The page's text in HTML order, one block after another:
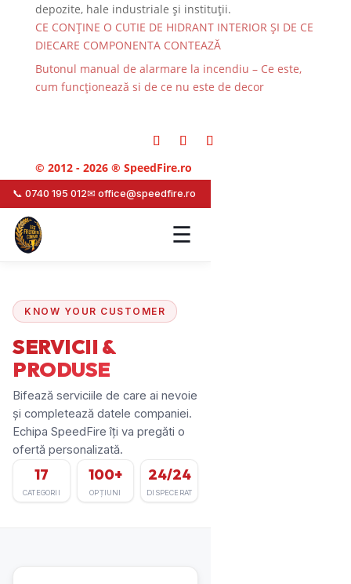
depozite, hale industriale și instituții.
CE CONȚINE O CUTIE DE HIDRANT INTERIOR ȘI DE CE
DIECARE COMPONENTA CONTEAZĂ
Butonul manual de alarmare la incendiu – Ce este,
cum funcționează si de ce nu este de decor
© 2012 - 2026 ® SpeedFire.ro